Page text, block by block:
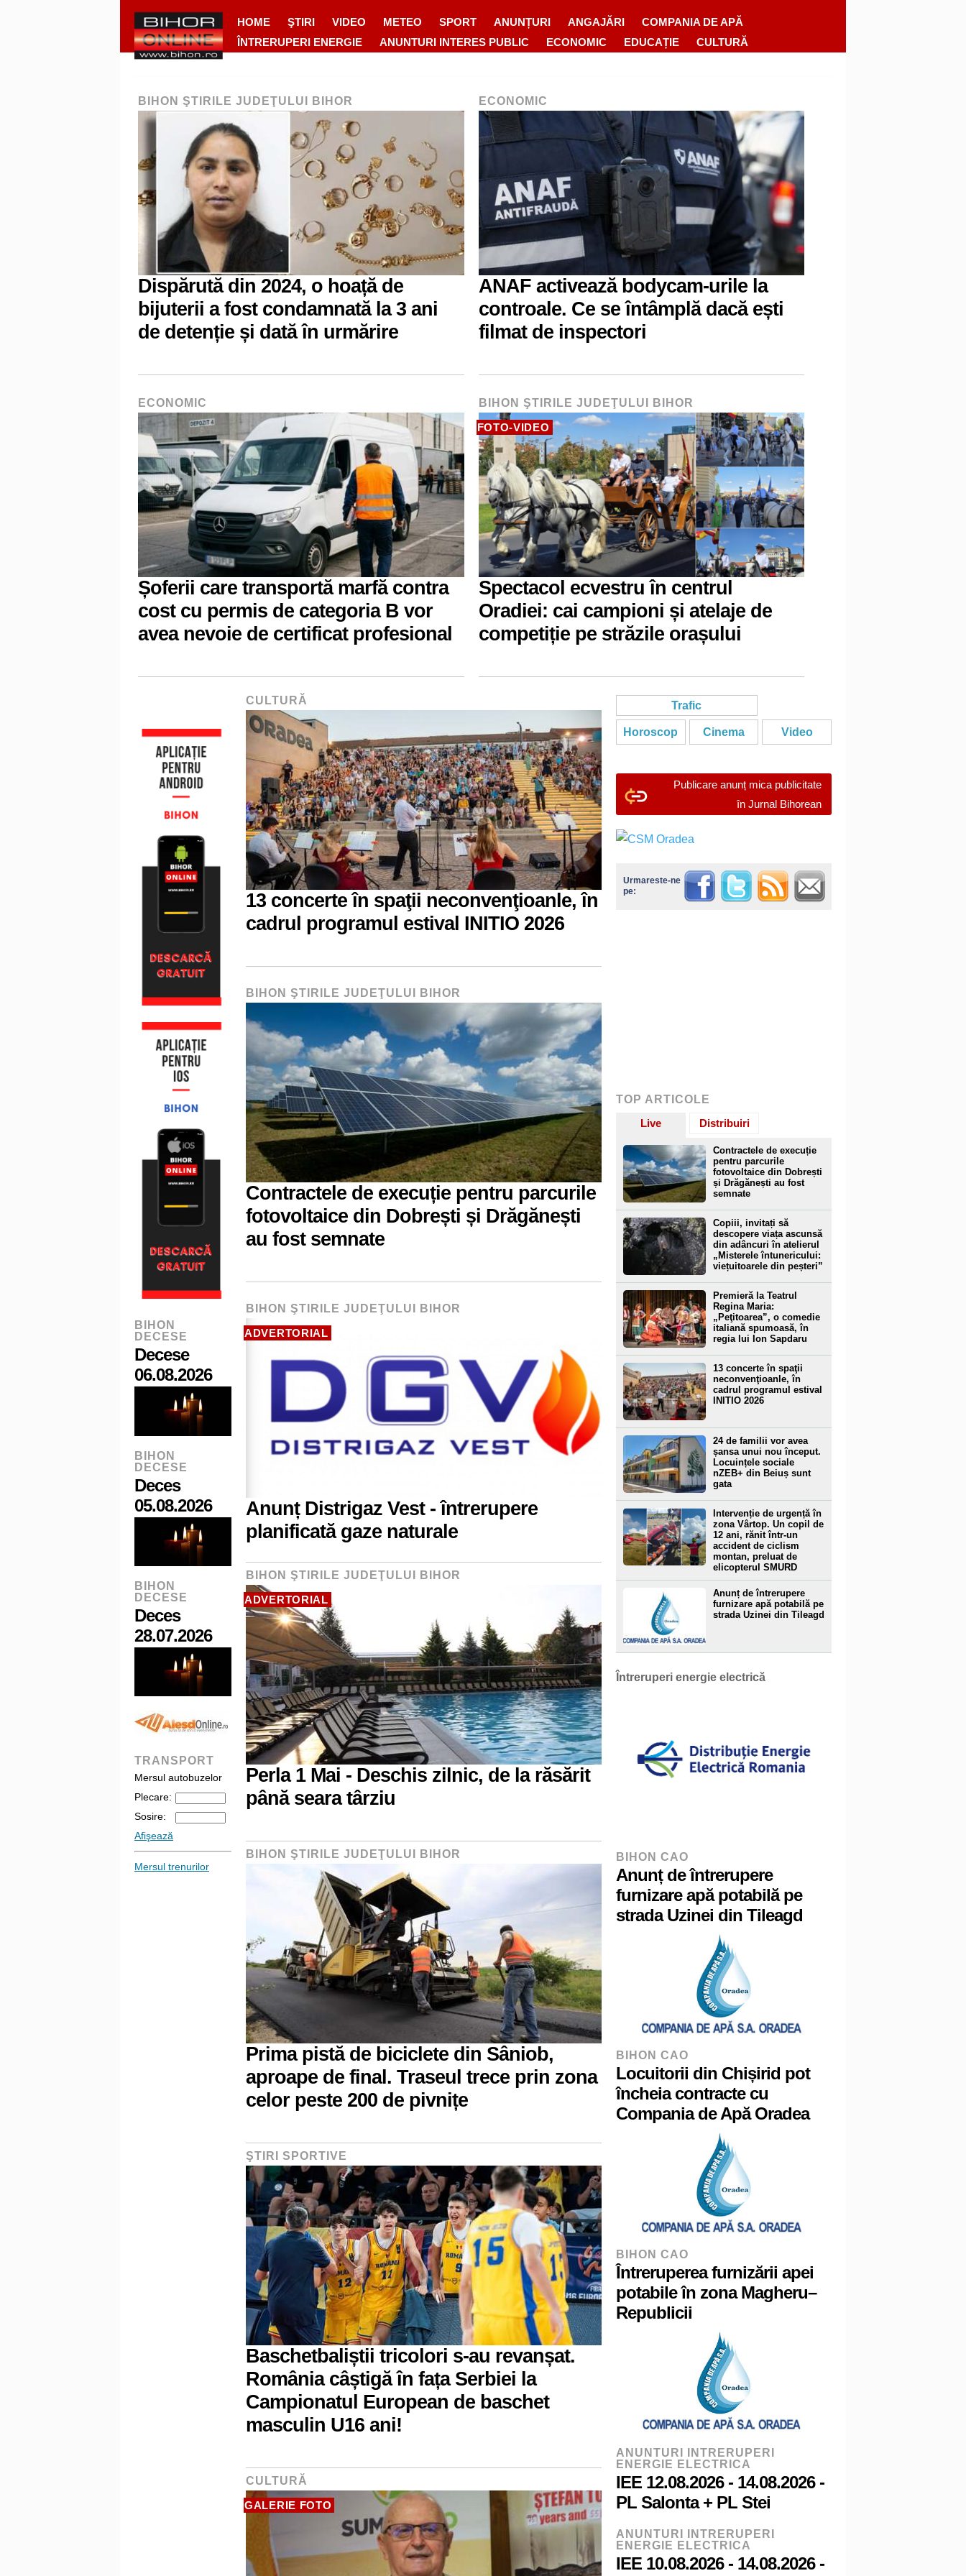
HOME ŞTIRI VIDEO METEO SPORT ANUNȚURI ANGAJĂRI
COMPANIA DE APĂ
ÎNTRERUPERI ENERGIE
ANUNTURI INTERES PUBLIC ECONOMIC EDUCAȚIE CULTURĂ
BIHON ŞTIRILE JUDEŢULUI BIHOR
Dispărută din 2024, o hoață de
bijuterii a fost condamnată la 3 ani
de detenție și dată în urmărire
ECONOMIC
ANAF activează bodycam-urile la
controale. Ce se întâmplă dacă ești
filmat de inspectori
ECONOMIC
Șoferii care transportă marfă contra
cost cu permis de categoria B vor
avea nevoie de certificat profesional
BIHON ŞTIRILE JUDEŢULUI BIHOR
FOTO-VIDEO
Spectacol ecvestru în centrul
Oradiei: cai campioni și atelaje de
competiție pe străzile orașului
BIHON
DECESE
Decese
06.08.2026
BIHON
DECESE
Deces
05.08.2026
BIHON
DECESE
Deces
28.07.2026
TRANSPORT
Mersul autobuzelor
Plecare:
Sosire:
Afişează
Mersul trenurilor
CULTURĂ
13 concerte în spaţii neconvenţioanle, în
cadrul programul estival INITIO 2026
BIHON ŞTIRILE JUDEŢULUI BIHOR
Contractele de execuție pentru parcurile
fotovoltaice din Dobrești și Drăgănești
au fost semnate
BIHON ŞTIRILE JUDEŢULUI BIHOR
ADVERTORIAL
Anunț Distrigaz Vest - întrerupere
planificată gaze naturale
BIHON ŞTIRILE JUDEŢULUI BIHOR
ADVERTORIAL
Perla 1 Mai - Deschis zilnic, de la răsărit
până seara târziu
BIHON ŞTIRILE JUDEŢULUI BIHOR
Prima pistă de biciclete din Sâniob,
aproape de final. Traseul trece prin zona
celor peste 200 de pivnițe
ŞTIRI SPORTIVE
Baschetbaliștii tricolori s-au revanșat.
România câștigă în fața Serbiei la
Campionatul European de baschet
masculin U16 ani!
CULTURĂ
GALERIE FOTO
Trafic
Horoscop Cinema Video
Publicare anunț mica publicitate
în Jurnal Bihorean
Urmareste-ne
pe:
TOP ARTICOLE
Live
Contractele de execuție
pentru parcurile
fotovoltaice din Dobrești
și Drăgănești au fost
semnate
Copiii, invitați să
descopere viața ascunsă
din adâncuri în atelierul
„Misterele întunericului:
viețuitoarele din peșteri”
Premieră la Teatrul
Regina Maria:
„Peţitoarea”, o comedie
italiană spumoasă, în
regia lui Ion Sapdaru
13 concerte în spaţii
neconvenţioanle, în
cadrul programul estival
INITIO 2026
24 de familii vor avea
șansa unui nou început.
Locuințele sociale
nZEB+ din Beiuș sunt
gata
Intervenție de urgență în
zona Vârtop. Un copil de
12 ani, rănit într-un
accident de ciclism
montan, preluat de
elicopterul SMURD
Anunț de întrerupere
furnizare apă potabilă pe
strada Uzinei din Tileagd
Distribuiri
Întreruperi energie electrică
BIHON CAO
Anunț de întrerupere
furnizare apă potabilă pe
strada Uzinei din Tileagd
BIHON CAO
Locuitorii din Chișirid pot
încheia contracte cu
Compania de Apă Oradea
BIHON CAO
Întreruperea furnizării apei
potabile în zona Magheru–
Republicii
ANUNTURI INTRERUPERI
ENERGIE ELECTRICA
IEE 12.08.2026 - 14.08.2026 -
PL Salonta + PL Stei
ANUNTURI INTRERUPERI
ENERGIE ELECTRICA
IEE 10.08.2026 - 14.08.2026 -